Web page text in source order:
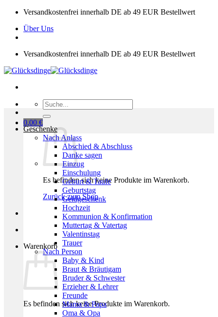
Zum
springen
Versandkostenfrei innerhalb DE ab 49 EUR Bestellwert
Über Uns
Versandkostenfrei innerhalb DE ab 49 EUR Bestellwert
Suchen
nach:
0,00 €
Es befinden sich keine Produkte im Warenkorb.
Zurück zum Shop
Warenkorb
Es befinden sich keine Produkte im Warenkorb.
Geschenke
Nach Anlass
Abschied & Abschluss
Danke sagen
Einzug
Einschulung
Geburt & Taufe
Geburtstag
Geldgeschenk
Hochzeit
Kommunion & Konfirmation
Muttertag & Vatertag
Valentinstag
Trauer
Nach Person
Baby & Kind
Braut & Bräutigam
Bruder & Schwester
Erzieher & Lehrer
Freunde
Mama & Papa
Oma & Opa